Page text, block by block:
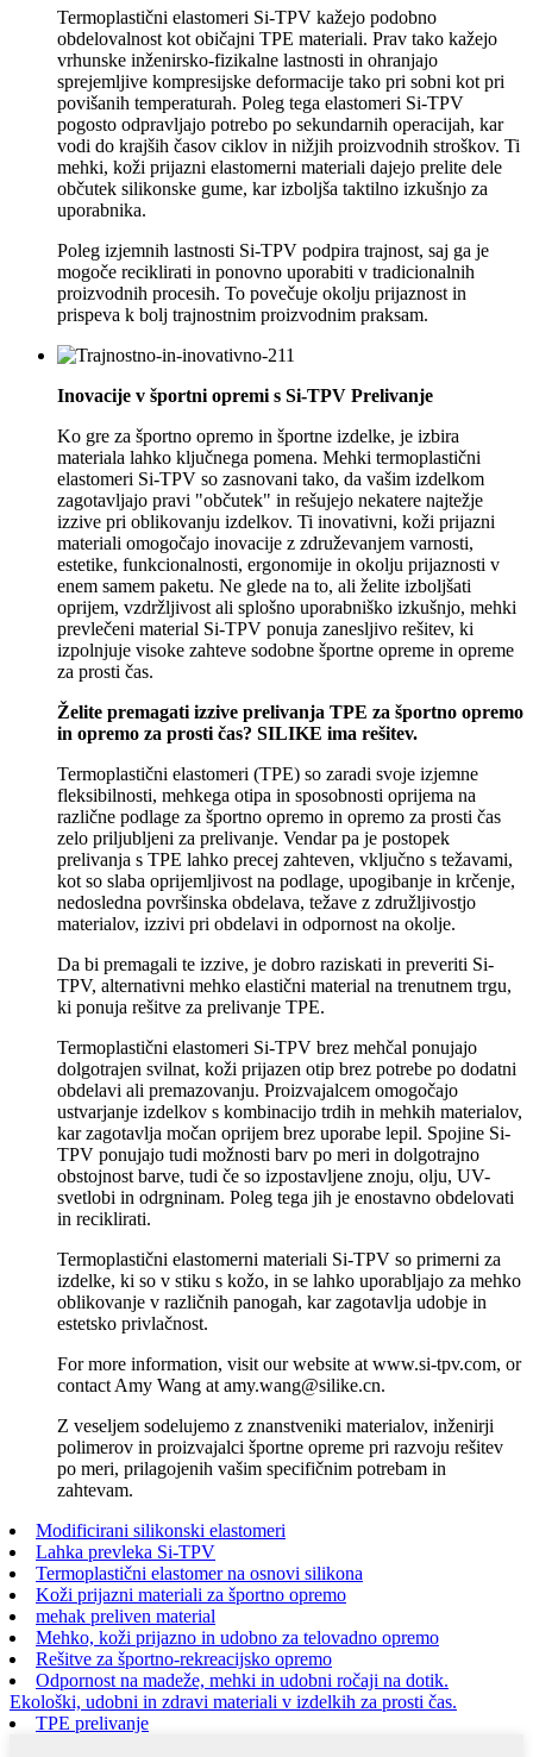
Termoplastični elastomeri Si-TPV kažejo podobno
obdelovalnost kot običajni TPE materiali. Prav tako kažejo
vrhunske inženirsko-fizikalne lastnosti in ohranjajo
sprejemljive kompresijske deformacije tako pri sobni kot pri
povišanih temperaturah. Poleg tega elastomeri Si-TPV
pogosto odpravljajo potrebo po sekundarnih operacijah, kar
vodi do krajših časov ciklov in nižjih proizvodnih stroškov. Ti
mehki, koži prijazni elastomerni materiali dajejo prelite dele
občutek silikonske gume, kar izboljša taktilno izkušnjo za
uporabnika.
Poleg izjemnih lastnosti Si-TPV podpira trajnost, saj ga je
mogoče reciklirati in ponovno uporabiti v tradicionalnih
proizvodnih procesih. To povečuje okolju prijaznost in
prispeva k bolj trajnostnim proizvodnim praksam.
Inovacije v športni opremi s Si-TPV Prelivanje
Ko gre za športno opremo in športne izdelke, je izbira
materiala lahko ključnega pomena. Mehki termoplastični
elastomeri Si-TPV so zasnovani tako, da vašim izdelkom
zagotavljajo pravi "občutek" in rešujejo nekatere najtežje
izzive pri oblikovanju izdelkov. Ti inovativni, koži prijazni
materiali omogočajo inovacije z združevanjem varnosti,
estetike, funkcionalnosti, ergonomije in okolju prijaznosti v
enem samem paketu. Ne glede na to, ali želite izboljšati
oprijem, vzdržljivost ali splošno uporabniško izkušnjo, mehki
prevlečeni material Si-TPV ponuja zanesljivo rešitev, ki
izpolnjuje visoke zahteve sodobne športne opreme in opreme
za prosti čas.
Želite premagati izzive prelivanja TPE za športno opremo
in opremo za prosti čas? SILIKE ima rešitev.
Termoplastični elastomeri (TPE) so zaradi svoje izjemne
fleksibilnosti, mehkega otipa in sposobnosti oprijema na
različne podlage za športno opremo in opremo za prosti čas
zelo priljubljeni za prelivanje. Vendar pa je postopek
prelivanja s TPE lahko precej zahteven, vključno s težavami,
kot so slaba oprijemljivost na podlage, upogibanje in krčenje,
nedosledna površinska obdelava, težave z združljivostjo
materialov, izzivi pri obdelavi in ​​odpornost na okolje.
Da bi premagali te izzive, je dobro raziskati in preveriti Si-
TPV, alternativni mehko elastični material na trenutnem trgu,
ki ponuja rešitve za prelivanje TPE.
Termoplastični elastomeri Si-TPV brez mehčal ponujajo
dolgotrajen svilnat, koži prijazen otip brez potrebe po dodatni
obdelavi ali premazovanju. Proizvajalcem omogočajo
ustvarjanje izdelkov s kombinacijo trdih in mehkih materialov,
kar zagotavlja močan oprijem brez uporabe lepil. Spojine Si-
TPV ponujajo tudi možnosti barv po meri in dolgotrajno
obstojnost barve, tudi če so izpostavljene znoju, olju, UV-
svetlobi in odrgninam. Poleg tega jih je enostavno obdelovati
in reciklirati.
Termoplastični elastomerni materiali Si-TPV so primerni za
izdelke, ki so v stiku s kožo, in se lahko uporabljajo za mehko
oblikovanje v različnih panogah, kar zagotavlja udobje in
estetsko privlačnost.
For more information, visit our website at www.si-tpv.com, or
contact Amy Wang at amy.wang@silike.cn.
Z veseljem sodelujemo z znanstveniki materialov, inženirji
polimerov in proizvajalci športne opreme pri razvoju rešitev
po meri, prilagojenih vašim specifičnim potrebam in
zahtevam.
Modificirani silikonski elastomeri
Lahka prevleka Si-TPV
Termoplastični elastomer na osnovi silikona
Koži prijazni materiali za športno opremo
mehak preliven material
Mehko, koži prijazno in udobno za telovadno opremo
Rešitve za športno-rekreacijsko opremo
Odpornost na madeže, mehki in udobni ročaji na dotik.
Ekološki, udobni in zdravi materiali v izdelkih za prosti čas.
TPE prelivanje